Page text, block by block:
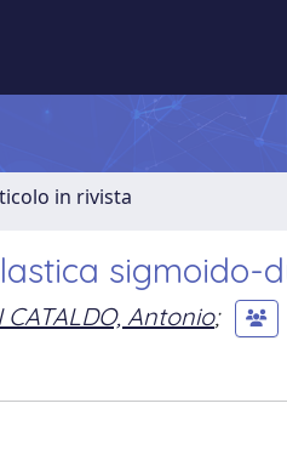
in rivista
sigmoido-
CATALDO, Antonio;